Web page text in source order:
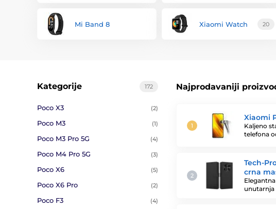
Mi Band 8 Xiaomi Watch 20
Najprodavaniji
Xiaomi
Kaljeno
telefona
Tech-
crna
unutarnja
172
Kategorije
Poco X3 (2)
Poco M3 (1)
Poco M3 Pro 5G (4)
Poco M4 Pro 5G (3)
Poco X6 (5)
Poco X6 Pro (2)
Poco F3 (4)